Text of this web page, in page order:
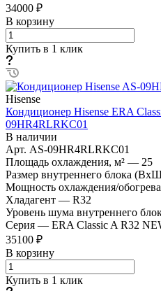
34000 ₽
В корзину
Купить в 1 клик
Hisense
Кондиционер Hisense ERA
09HR4RLRKC01
В наличии
Арт. AS-09HR4RLRKC01
Площадь охлаждения, м² — 25
Размер внутреннего блока
Мощность охлаждения/
Хладагент — R32
Уровень шума внутреннего
Серия — ERA Classic A R32
35100 ₽
В корзину
Купить в 1 клик